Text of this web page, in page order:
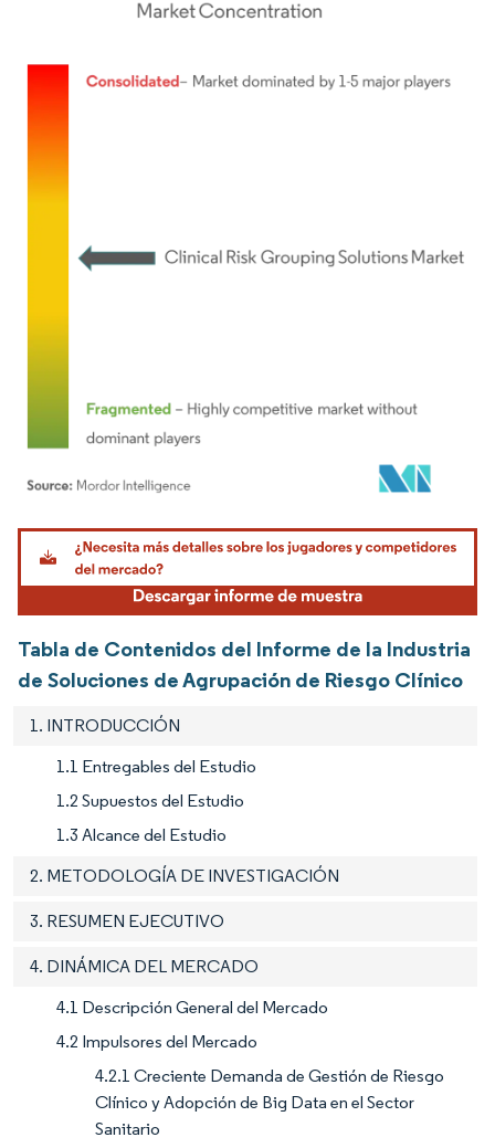
Imagen © Mordor Intelligence. El uso requiere atribución según CC BY 4.0.
Tabla de Contenidos del Informe de la Industria
de Soluciones de Agrupación de Riesgo Clínico
1. INTRODUCCIÓN
1.1 Entregables del Estudio
1.2 Supuestos del Estudio
1.3 Alcance del Estudio
2. METODOLOGÍA DE INVESTIGACIÓN
3. RESUMEN EJECUTIVO
4. DINÁMICA DEL MERCADO
4.1 Descripción General del Mercado
4.2 Impulsores del Mercado
4.2.1 Creciente Demanda de Gestión de Riesgo
Clínico y Adopción de Big Data en el Sector
Sanitario